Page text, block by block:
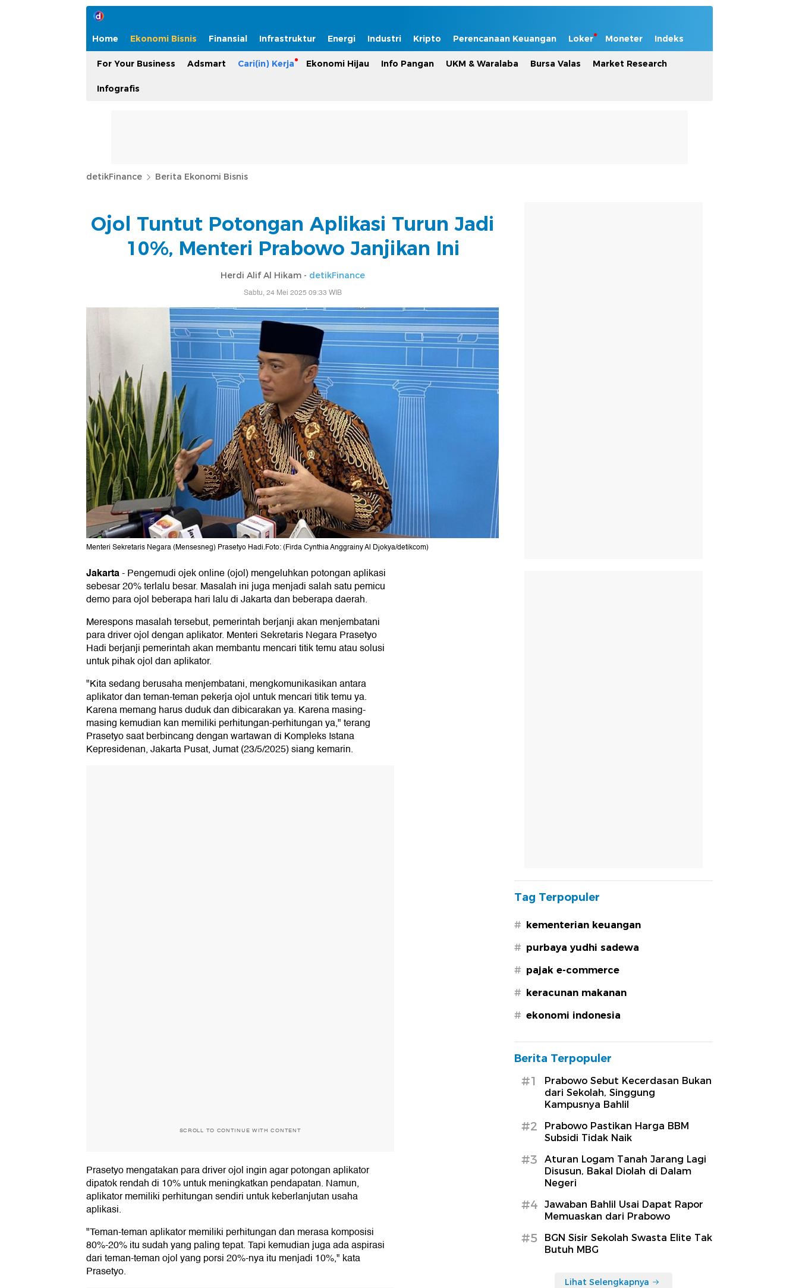
Home Ekonomi Bisnis Finansial Infrastruktur Energi Industri Kripto Perencanaan Keuangan Loker Moneter Indeks
For Your Business Adsmart Cari(in) Kerja Ekonomi Hijau Info Pangan UKM & Waralaba Bursa Valas Market Research
Infografis
detikFinance Berita Ekonomi Bisnis
Ojol Tuntut Potongan Aplikasi Turun Jadi
10%, Menteri Prabowo Janjikan Ini
Herdi Alif Al Hikam - detikFinance
Sabtu, 24 Mei 2025 09:33 WIB
Menteri Sekretaris Negara (Mensesneg) Prasetyo Hadi.Foto: (Firda Cynthia Anggrainy Al Djokya/detikcom)
Jakarta-Pengemudi ojek online (ojol) mengeluhkan potongan aplikasi
sebesar 20% terlalu besar. Masalah ini juga menjadi salah satu pemicu
demo para ojol beberapa hari lalu di Jakarta dan beberapa daerah.
Merespons masalah tersebut, pemerintah berjanji akan menjembatani
para driver ojol dengan aplikator. Menteri Sekretaris Negara Prasetyo
Hadi berjanji pemerintah akan membantu mencari titik temu atau solusi
untuk pihak ojol dan aplikator.
"Kita sedang berusaha menjembatani, mengkomunikasikan antara
aplikator dan teman-teman pekerja ojol untuk mencari titik temu ya.
Karena memang harus duduk dan dibicarakan ya. Karena masing-
masing kemudian kan memiliki perhitungan-perhitungan ya," terang
Prasetyo saat berbincang dengan wartawan di Kompleks Istana
Kepresidenan, Jakarta Pusat, Jumat (23/5/2025) siang kemarin.
SCROLL TO CONTINUE WITH CONTENT
Prasetyo mengatakan para driver ojol ingin agar potongan aplikator
dipatok rendah di 10% untuk meningkatkan pendapatan. Namun,
aplikator memiliki perhitungan sendiri untuk keberlanjutan usaha
aplikasi.
"Teman-teman aplikator memiliki perhitungan dan merasa komposisi
80%-20% itu sudah yang paling tepat. Tapi kemudian juga ada aspirasi
dari teman-teman ojol yang porsi 20%-nya itu menjadi 10%," kata
Prasetyo.
Tag Terpopuler
# kementerian keuangan
# purbaya yudhi sadewa
# pajak e-commerce
# keracunan makanan
# ekonomi indonesia
Berita Terpopuler
#1
Prabowo Sebut Kecerdasan Bukan
dari Sekolah, Singgung
Kampusnya Bahlil
#2
Prabowo Pastikan Harga BBM
Subsidi Tidak Naik
#3
Aturan Logam Tanah Jarang Lagi
Disusun, Bakal Diolah di Dalam
Negeri
#4
Jawaban Bahlil Usai Dapat Rapor
Memuaskan dari Prabowo
#5
BGN Sisir Sekolah Swasta Elite Tak
Butuh MBG
Lihat Selengkapnya